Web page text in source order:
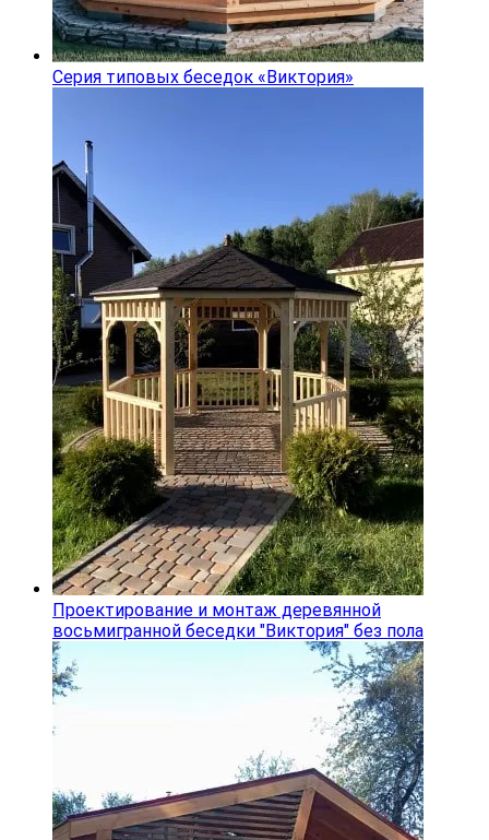
Серия типовых беседок «Виктория»
Проектирование и монтаж деревянной
восьмигранной беседки "Виктория" без пола